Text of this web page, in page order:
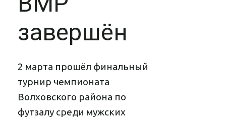
завершён
2 марта прошёл финальный
турнир чемпионата
Волховского района по
футзалу среди мужских